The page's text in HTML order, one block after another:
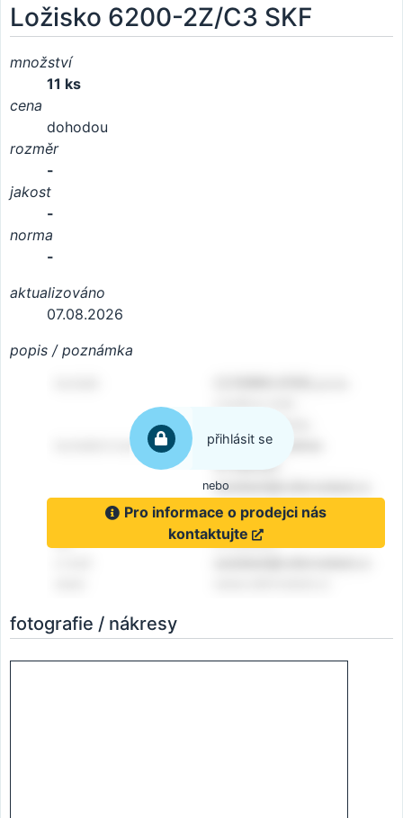
Ložisko 6200-2Z/C3 SKF
množství
11 ks
cena
dohodou
rozměr
-
jakost
-
norma
-
aktualizováno
07.08.2026
popis / poznámka
přihlásit se
nebo
Pro informace o prodejci nás
kontaktujte
fotografie / nákresy